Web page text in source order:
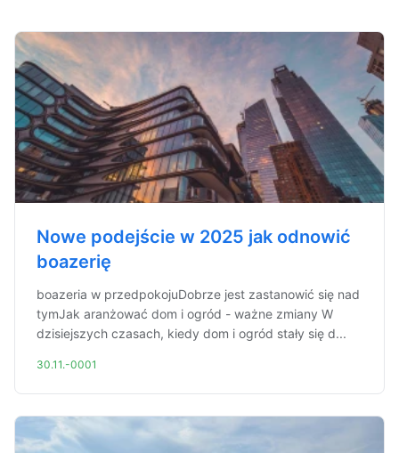
Nowe podejście w 2025 jak odnowić
boazerię
boazeria w przedpokojuDobrze jest zastanowić się nad
tymJak aranżować dom i ogród - ważne zmiany W
dzisiejszych czasach, kiedy dom i ogród stały się d...
30.11.-0001